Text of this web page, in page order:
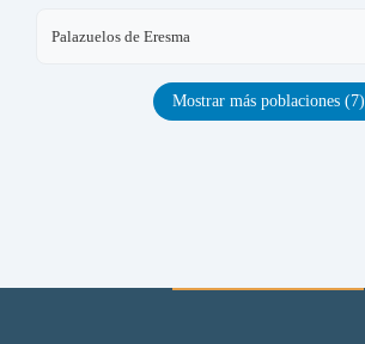
Palazuelos de Eresma
Mostrar más poblaciones (7)